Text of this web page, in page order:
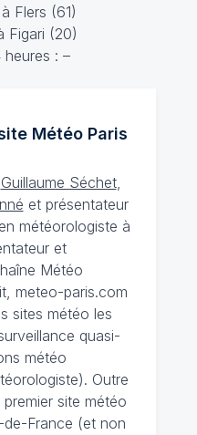
Flers (61)
Figari (20)
: –
MétéoParis
Guillaume Séchet,
et présentateur
météorologiste à
et
Météo
meteo-paris.com
sites météo les
quasi-
météo
Outre
site météo
France (et non